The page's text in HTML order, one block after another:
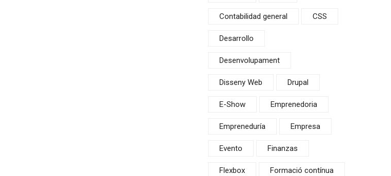
Contabilidad general CSS
Desarrollo
Desenvolupament
Disseny Web Drupal
E-Show Emprenedoria
Empreneduría Empresa
Evento Finanzas
Flexbox Formació contínua